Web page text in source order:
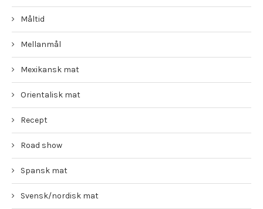
Måltid
Mellanmål
Mexikansk mat
Orientalisk mat
Recept
Road show
Spansk mat
Svensk/nordisk mat